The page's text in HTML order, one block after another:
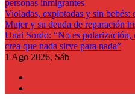
personas inmigrantes
Violadas, explotadas y sin bebés:
Mujer y su deuda de reparación
Unai Sordo: “No es polarización,
crea que nada sirve para nada”
1 Ago 2026, Sáb